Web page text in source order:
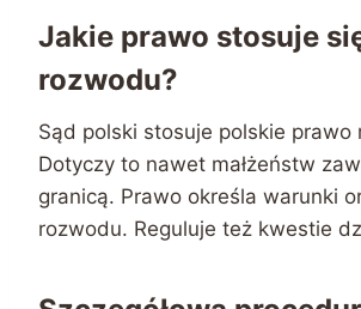
Jakie prawo stosuje
rozwodu?
Sąd polski stosuje polskie prawo
Dotyczy to nawet małżeństw
granicą. Prawo określa warunki
rozwodu. Reguluje też kwestie